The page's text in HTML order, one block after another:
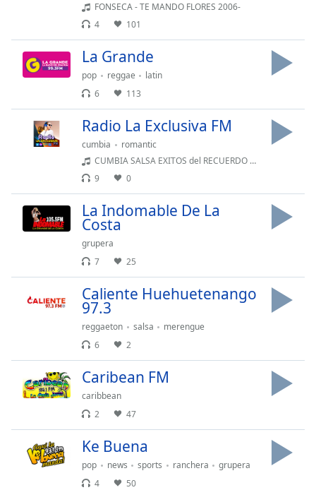
Chapters
Descriptions
descriptions
off,
selected
settings,
opens
subtitles
selected
in-
Picture
modal
FONSECA - TE MANDO FLORES 2006-
4
101
La Grande
pop reggae
latin
6
113
Radio La Exclusiva FM
cumbia
romantic
CUMBIA SALSA EXITOS del RECUERDO 2 - VIEJITAS BONITAS
9
0
La Indomable De La
Costa
grupera
7
25
Caliente Huehuetenango
97.3
reggaeton salsa
merengue
6
2
Caribean FM
caribbean
2
47
Ke Buena
pop news sports ranchera
grupera
4
50